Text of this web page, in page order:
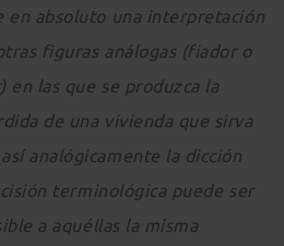
en absoluto una interpretación
figuras análogas (fiador o
en las que se produzca la
de una vivienda que sirva
analógicamente la dicción
terminológica puede ser
a aquéllas la misma